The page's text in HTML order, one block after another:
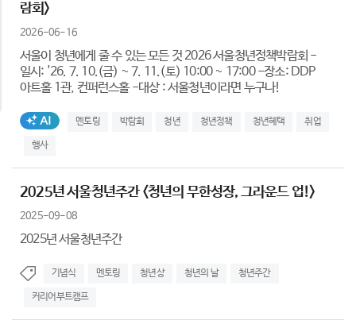
람회>
2026-06-16
서울이 청년에게 줄 수 있는 모든 것 2026 서울청년정책박람회 -
일시: '26. 7. 10.(금) ~ 7. 11.(토) 10:00 ~ 17:00 -장소: DDP
아트홀 1관, 컨퍼런스홀 -대상 : 서울청년이라면 누구나!
AI생성태그 멘토링 박람회 청년 청년정책 청년혜택 취업
행사
2025년 서울청년주간 <청년의 무한성장, 그라운드 업!>
2025-09-08
2025년 서울청년주간
기념식 멘토링 청년상 청년의 날 청년주간
커리어부트캠프